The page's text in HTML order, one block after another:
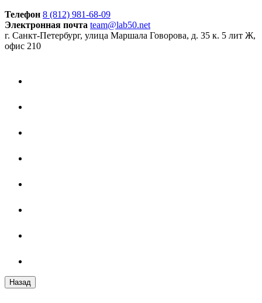
Телефон 8 (812) 981-68-09
Электронная почта team@lab50.net
г. Санкт-Петербург, улица Маршала Говорова, д. 35 к. 5 лит Ж,
офис 210
Назад